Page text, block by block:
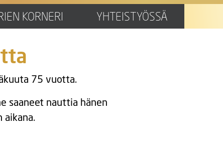
KORNERI YHTEISTYÖSSÄ
75 vuotta.
saaneet nauttia hänen
aikana.